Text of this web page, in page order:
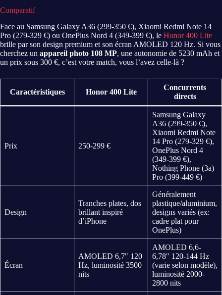
Comparatif
Face au Samsung Galaxy A36 (299-350 €), Xiaomi Redmi Note 14
Pro (279-329 €) ou OnePlus Nord 4 (349-399 €), le Honor 400 Lite
brille par son design premium et son écran AMOLED 120 Hz. Si vous
cherchez un appareil photo 108 MP, une autonomie de 5230 mAh et
un prix sous 300 €, c’est votre match, vous l’avez celle-là ?
Caractéristiques Honor 400 Lite
Concurrents
directs
Prix 250-299 €
Samsung Galaxy
A36 (299-350 €),
Xiaomi Redmi Note
14 Pro (279-329 €),
OnePlus Nord 4
(349-399 €),
Nothing Phone (3a)
Pro (399-449 €)
Design
Tranches plates, dos
brillant inspiré
d’iPhone
Généralement
plastique/aluminium,
designs variés (ex:
cadre plat pour
OnePlus)
Écran
AMOLED 6,7″ 120
Hz, luminosité 3500
nits
AMOLED 6,6-
6,78″ 120-144 Hz
(varie selon modèle),
luminosité 2000-
2800 nits